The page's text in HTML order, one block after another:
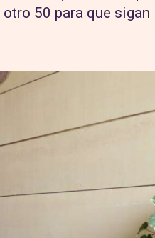
50 para que sigan